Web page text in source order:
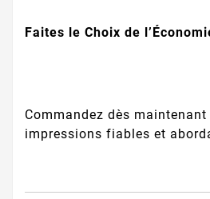
Faites le Choix de
Commandez dès maintenant
impressions fiables et